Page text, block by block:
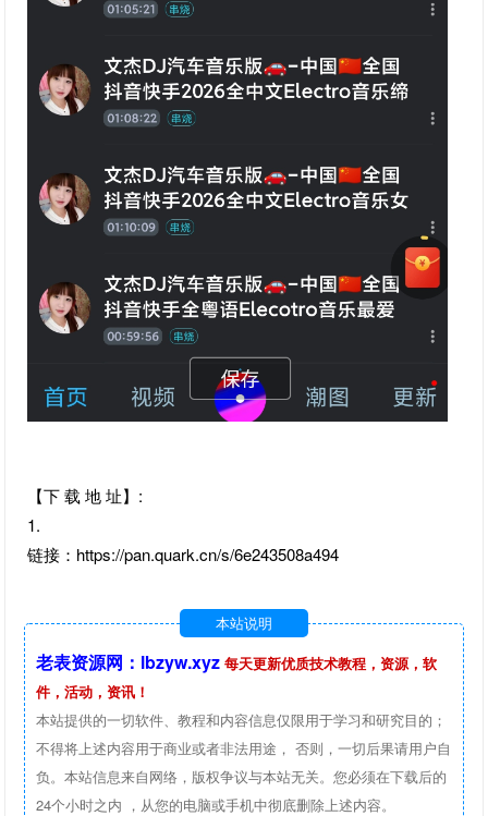
【下 载 地 址】:
1.
链接：https://pan.quark.cn/s/6e243508a494
本站说明
老表资源网：lbzyw.xyz 每天更新优质技术教程，资源，软
件，活动，资讯！
本站提供的一切软件、教程和内容信息仅限用于学习和研究目的；
不得将上述内容用于商业或者非法用途， 否则，一切后果请用户自
负。本站信息来自网络，版权争议与本站无关。您必须在下载后的
24个小时之内 ，从您的电脑或手机中彻底删除上述内容。